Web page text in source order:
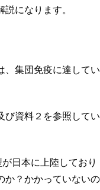
になります。
、集団免疫に達してい
び資料２を参照してい
日本に上陸しており
か？かかっていないの